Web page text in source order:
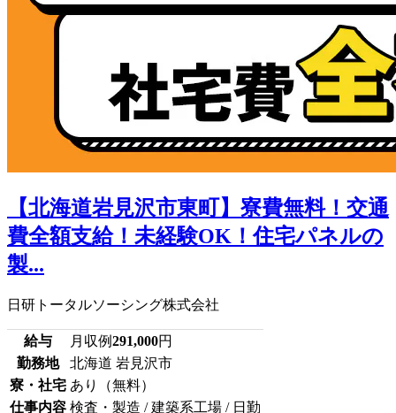
【北海道岩見沢市東町】寮費無料！交通
費全額支給！未経験OK！住宅パネルの
製...
日研トータルソーシング株式会社
給与 月収例291,000円
勤務地
北海道 岩見沢市
寮・社宅 あり（無料）
仕事内容 検査・製造 / 建築系工場 / 日勤